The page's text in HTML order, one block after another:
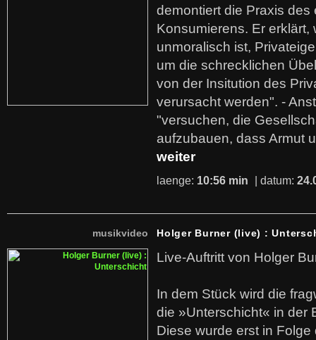
demontiert die Praxis des
Konsumierens. Er erklärt,
unmoralisch ist,
um die schrecklichen
von der Insitution des
verursacht werden". -
"versuchen, die
aufzubauen, dass Armut
weiter
laenge: 10:56 min | datum:
musikvideo Holger Burner (live) :
Live-Auftritt von Holger
In dem Stück wird die
die »Unterschicht« in der
Diese wurde erst in